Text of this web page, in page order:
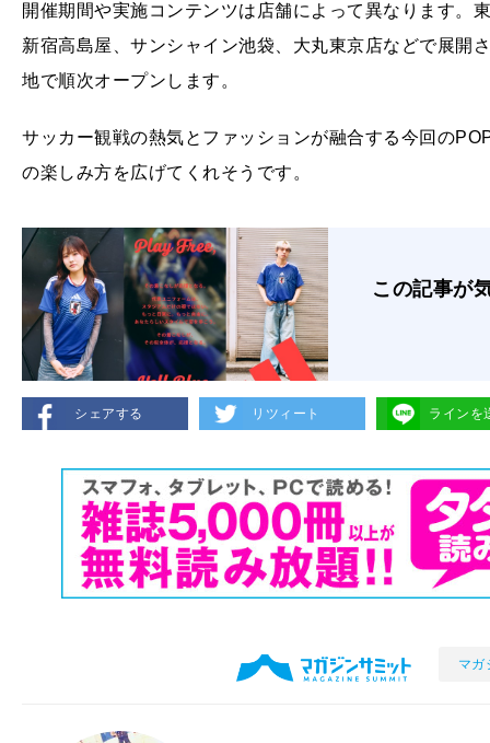
開催期間や実施コンテンツは店舗によって異なります
新宿高島屋、サンシャイン池袋、大丸東京店などで展開
地で順次オープンします。
サッカー観戦の熱気とファッションが融合する今回の
の楽しみ方を広げてくれそうです。
この記事が
シェアする リツィート ラインを
マガ